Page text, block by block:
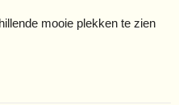
mooie plekken te zien